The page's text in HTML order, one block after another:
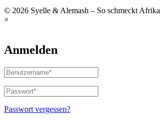
© 2026 Syelle & Alemash – So schmeckt Afrika
×
Anmelden
Passwort vergessen?